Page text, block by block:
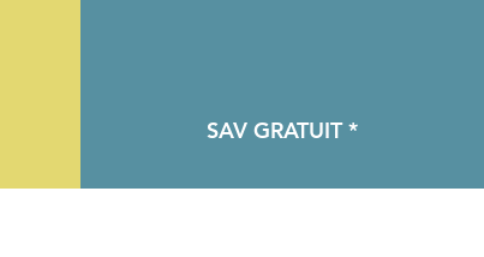
SAV GRATUIT *